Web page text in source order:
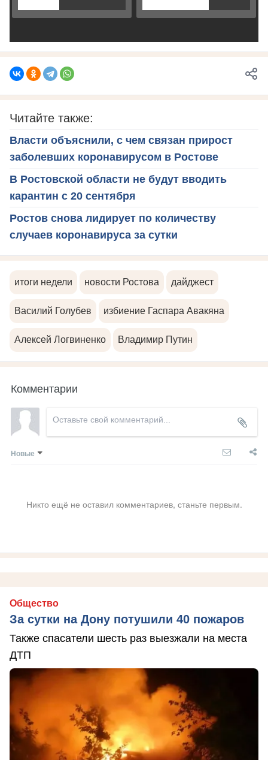
Читайте также:
Власти объяснили, с чем связан прирост
заболевших коронавирусом в Ростове
В Ростовской области не будут вводить
карантин с 20 сентября
Ростов снова лидирует по количеству
случаев коронавируса за сутки
итоги недели новости Ростова дайджест
Василий Голубев избиение Гаспара Авакяна
Алексей Логвиненко Владимир Путин
Комментарии
Новые
Никто ещё не оставил комментариев, станьте первым.
Общество
За сутки на Дону потушили 40 пожаров
Также спасатели шесть раз выезжали на места
ДТП